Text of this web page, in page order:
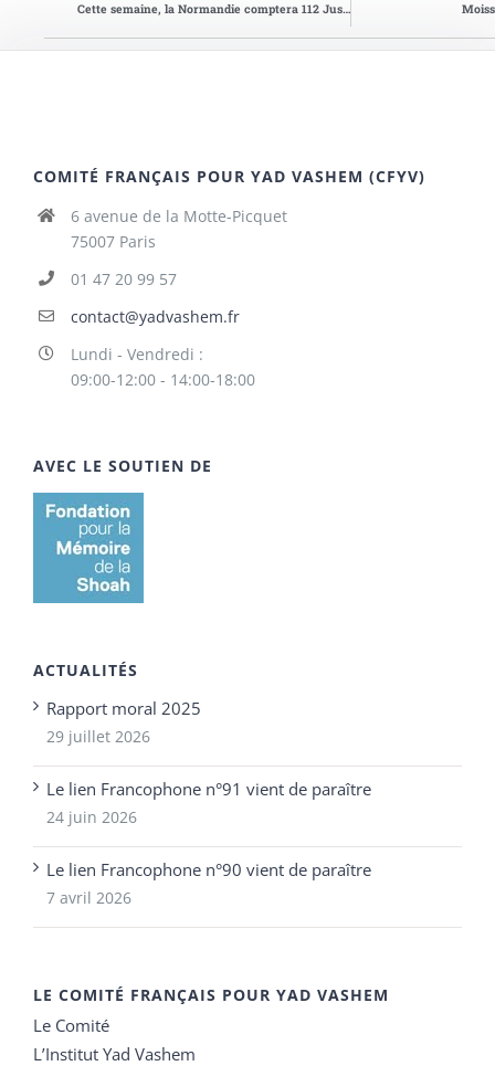
Cette semaine, la Normandie comptera 112 Justes parmi les Nations
COMITÉ FRANÇAIS POUR YAD VASHEM (CFYV)
6 avenue de la Motte-Picquet
75007 Paris
01 47 20 99 57
contact@yadvashem.fr
Lundi - Vendredi :
09:00-12:00 - 14:00-18:00
AVEC LE SOUTIEN DE
ACTUALITÉS
Rapport moral 2025
29 juillet 2026
Le lien Francophone n°91 vient de paraître
24 juin 2026
Le lien Francophone n°90 vient de paraître
7 avril 2026
LE COMITÉ FRANÇAIS POUR YAD VASHEM
Le Comité
L’Institut Yad Vashem